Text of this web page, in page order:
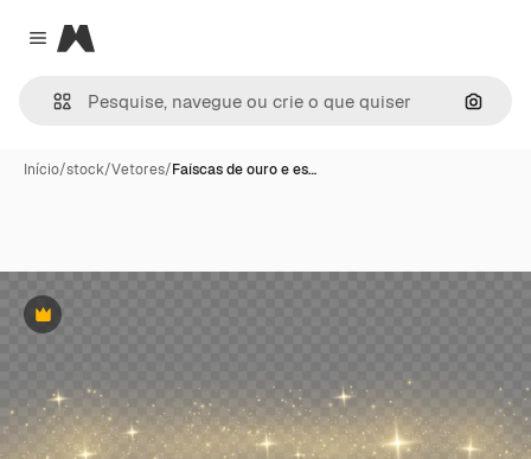
Close menu
Magnific
Início/stock/Vetores/Faíscas de ouro e es…
Premium